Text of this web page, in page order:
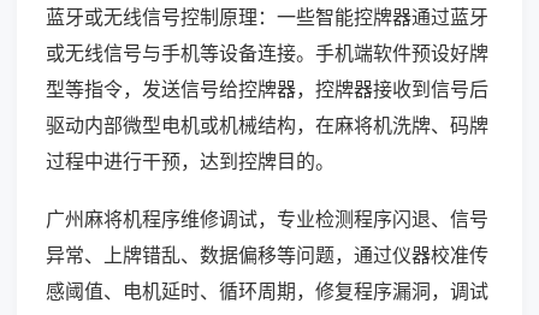
蓝牙或无线信号控制原理：一些智能控牌器通过蓝牙
或无线信号与手机等设备连接。手机端软件预设好牌
型等指令，发送信号给控牌器，控牌器接收到信号后
驱动内部微型电机或机械结构，在麻将机洗牌、码牌
过程中进行干预，达到控牌目的。
广州麻将机程序维修调试，专业检测程序闪退、信号
异常、上牌错乱、数据偏移等问题，通过仪器校准传
感阈值、电机延时、循环周期，修复程序漏洞，调试